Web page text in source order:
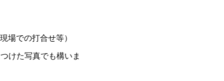
場での打合せ等）
けた写真でも構いま